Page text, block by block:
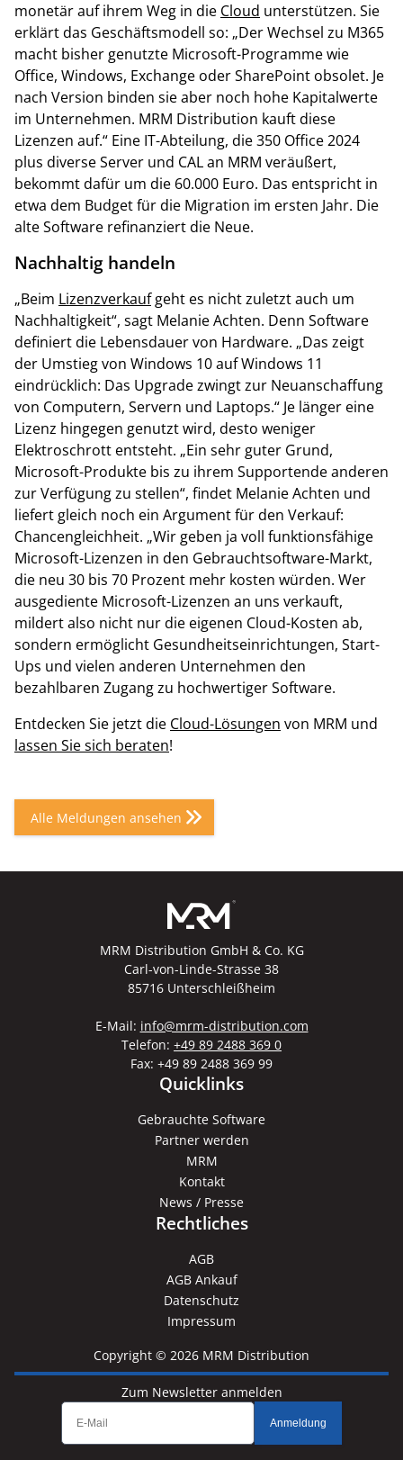
monetär auf ihrem Weg in die Cloud unterstützen. Sie
erklärt das Geschäftsmodell so: „Der Wechsel zu M365
macht bisher genutzte Microsoft-Programme wie
Office, Windows, Exchange oder SharePoint obsolet. Je
nach Version binden sie aber noch hohe Kapitalwerte
im Unternehmen. MRM Distribution kauft diese
Lizenzen auf.“ Eine IT-Abteilung, die 350 Office 2024
plus diverse Server und CAL an MRM veräußert,
bekommt dafür um die 60.000 Euro. Das entspricht in
etwa dem Budget für die Migration im ersten Jahr. Die
alte Software refinanziert die Neue.
Nachhaltig handeln
„Beim Lizenzverkaufgeht es nicht zuletzt auch um
Nachhaltigkeit“, sagt Melanie Achten. Denn Software
definiert die Lebensdauer von Hardware. „Das zeigt
der Umstieg von Windows 10 auf Windows 11
eindrücklich: Das Upgrade zwingt zur Neuanschaffung
von Computern, Servern und Laptops.“ Je länger eine
Lizenz hingegen genutzt wird, desto weniger
Elektroschrott entsteht. „Ein sehr guter Grund,
Microsoft-Produkte bis zu ihrem Supportende anderen
zur Verfügung zu stellen“, findet Melanie Achten und
liefert gleich noch ein Argument für den Verkauf:
Chancengleichheit. „Wir geben ja voll funktionsfähige
Microsoft-Lizenzen in den Gebrauchtsoftware-Markt,
die neu 30 bis 70 Prozent mehr kosten würden. Wer
ausgediente Microsoft-Lizenzen an uns verkauft,
mildert also nicht nur die eigenen Cloud-Kosten ab,
sondern ermöglicht Gesundheitseinrichtungen, Start-
Ups und vielen anderen Unternehmen den
bezahlbaren Zugang zu hochwertiger Software.
Entdecken Sie jetzt die Cloud-Lösungen von MRM und
lassen Sie sich beraten!
Alle Meldungen ansehen
MRM Distribution GmbH & Co. KG
Carl-von-Linde-Strasse 38
85716 Unterschleißheim
E-Mail: info@mrm-distribution.com
Telefon: +49 89 2488 369 0
Fax: +49 89 2488 369 99
Quicklinks
Gebrauchte Software
Partner werden
MRM
Kontakt
News / Presse
Rechtliches
AGB
AGB Ankauf
Datenschutz
Impressum
Copyright © 2026 MRM Distribution
Zum Newsletter anmelden